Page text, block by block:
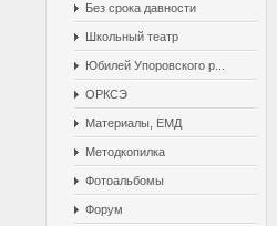
Без срока давности
Школьный театр
Юбилей Упоровского р...
ОРКСЭ
Материалы, ЕМД
Методкопилка
Фотоальбомы
Форум